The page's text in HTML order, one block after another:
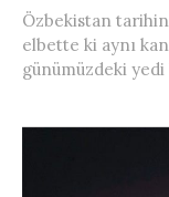
Özbekistan
elbette ki aynı
günümüzdeki